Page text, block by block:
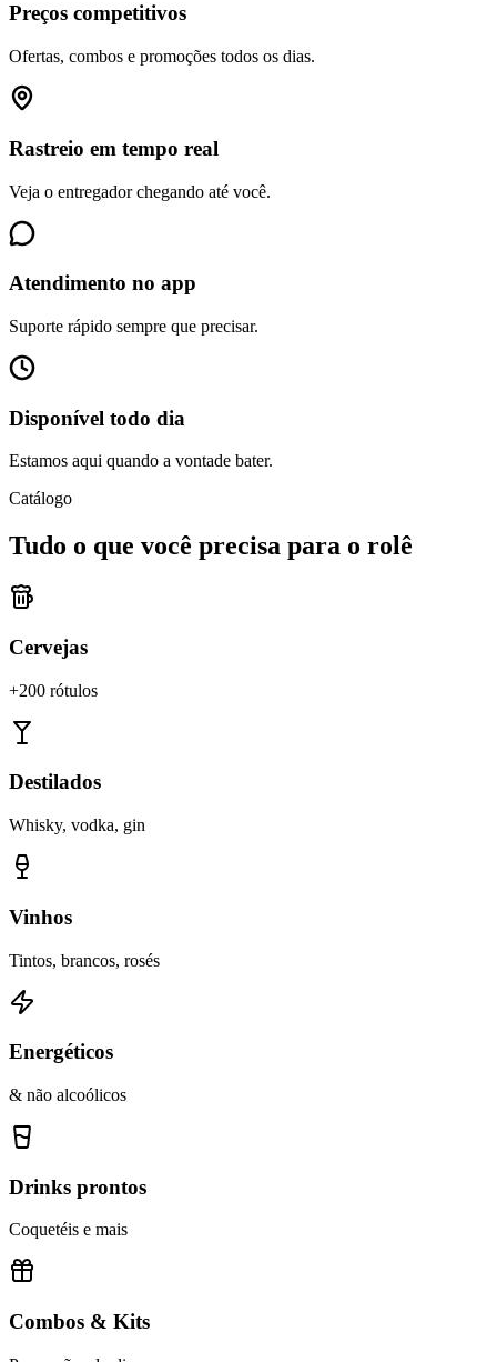
Preços competitivos
Ofertas, combos e promoções todos os dias.
Rastreio em tempo real
Veja o entregador chegando até você.
Atendimento no app
Suporte rápido sempre que precisar.
Disponível todo dia
Estamos aqui quando a vontade bater.
Catálogo
Tudo o que você precisa para o rolê
Cervejas
+200 rótulos
Destilados
Whisky, vodka, gin
Vinhos
Tintos, brancos, rosés
Energéticos
& não alcoólicos
Drinks prontos
Coquetéis e mais
Combos & Kits